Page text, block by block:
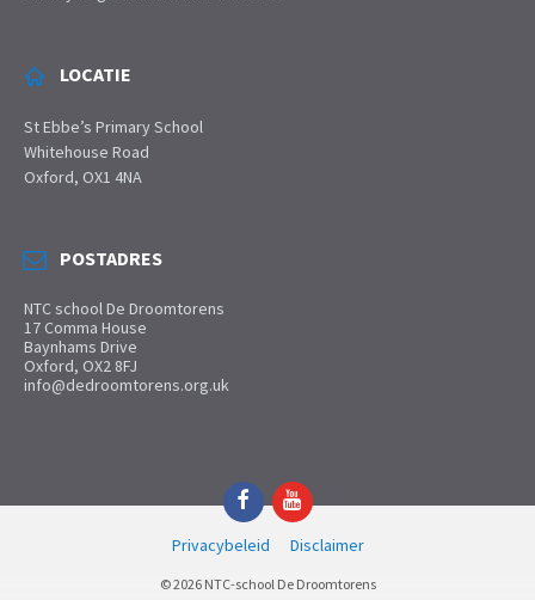
LOCATIE
St Ebbe’s Primary School
Whitehouse Road
Oxford, OX1 4NA
POSTADRES
NTC school De Droomtorens
17 Comma House
Baynhams Drive
Oxford, OX2 8FJ
info@dedroomtorens.org.uk
FacebookYouTube
Privacybeleid Disclaimer
© 2026 NTC-school De Droomtorens